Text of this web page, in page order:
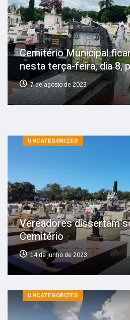
Cemitério Municipal
nesta terça-feira, dia 8,
7 de agosto de 2023
UNCATEGORIZED
Vereadores dissertam
Cemitério
14 de junho de 2023
UNCATEGORIZED